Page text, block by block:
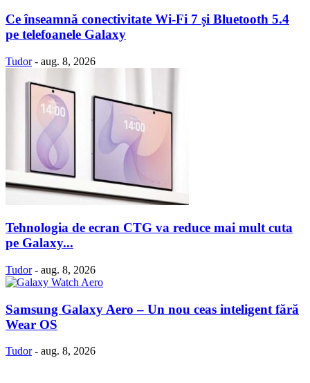
Ce înseamnă conectivitate Wi-Fi 7 și Bluetooth 5.4
pe telefoanele Galaxy
Tudor - aug. 8, 2026
Tehnologia de ecran CTG va reduce mai mult cuta
pe Galaxy...
Tudor - aug. 8, 2026
Samsung Galaxy Aero – Un nou ceas inteligent fără
Wear OS
Tudor - aug. 8, 2026